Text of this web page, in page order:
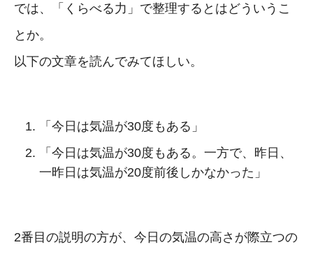
では、「くらべる力」で整理するとはどういうこ
とか。
以下の文章を読んでみてほしい。
「今日は気温が30度もある」
「今日は気温が30度もある。一方で、昨日、
一昨日は気温が20度前後しかなかった」
2番目の説明の方が、今日の気温の高さが際立つの